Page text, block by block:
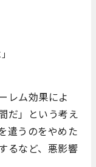
レム効果によ
だ」という考え
遣うのをやめた
るなど、悪影響